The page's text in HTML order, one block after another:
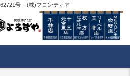
号 (株)フロンティア